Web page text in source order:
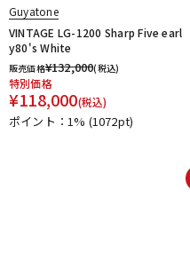
Guyatone
VINTAGE LG-1200 Sharp Five earl
y80's White
販売価格¥132,000(税込)
特別価格
¥118,000(税込)
ポイント：1% (1072pt)